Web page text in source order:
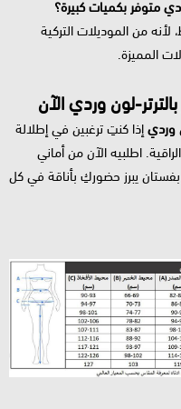
متوفر بكميات كبيرة؟
من الموديلات التركية
المميزة.
لون وردي الآن
ورديإذا كنتِ ترغبين في إطلالة
اطلبيه الآن من أماني
يبرز حضوركِ بأناقة في كل